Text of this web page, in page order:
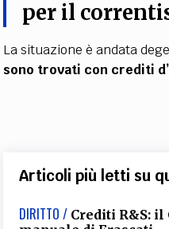
per il
La situazione è andata
sono trovati con crediti
Articoli più letti su
DIRITTO / Crediti R&S: